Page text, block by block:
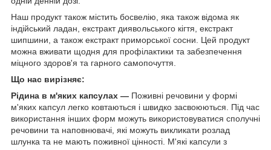
Наш продукт також містить босвелію, яка також відома як
індійський ладан, екстракт диявольського кігтя, екстракт
шипшини, а також екстракт приморської сосни. Цей продукт
можна вживати щодня для профілактики та забезпечення
міцного здоров'я та гарного самопочуття.
Що нас вирізняє:
Рідина в м'яких капсулах — Поживні речовини у формі
м'яких капсул легко ковтаються і швидко засвоюються. Під час
використання інших форм можуть використовуватися сполучні
речовини та наповнювачі, які можуть викликати розлад
шлунка та не мають поживної цінності. М'які капсули з